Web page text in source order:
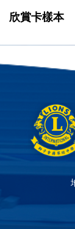
欣賞卡樣本